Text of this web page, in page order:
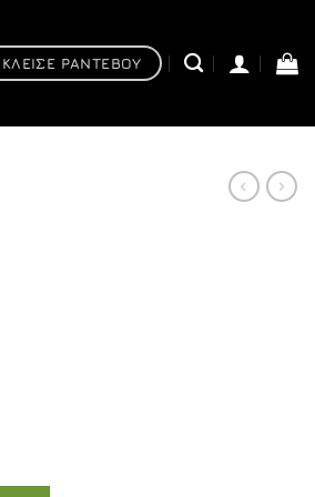
ΚΛΕΙΣΕ ΡΑΝΤΕΒΟΥ